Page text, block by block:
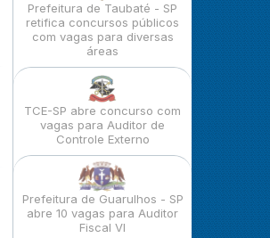
Prefeitura de Taubaté - SP
retifica concursos públicos
com vagas para diversas
áreas
TCE-SP abre concurso com
vagas para Auditor de
Controle Externo
Prefeitura de Guarulhos - SP
abre 10 vagas para Auditor
Fiscal VI